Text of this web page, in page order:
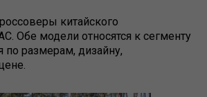
китайского
Обе модели относятся к сегменту
по размерам, дизайну,